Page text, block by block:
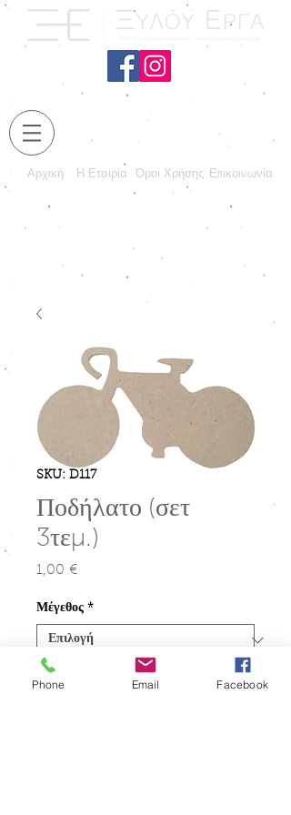
Αρχική Η Εταιρία Όροι Χρήσης Επικοινωνία
SKU: D117
Ποδήλατο (σετ
3τεμ.)
1,00 €Τιμή
Μέγεθος *
Ποσότητα
Phone Email Facebook